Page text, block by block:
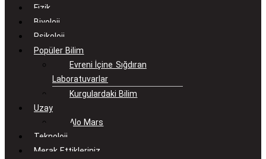
Fizik
Biyoloji
Psikoloji
Popüler Bilim
Evreni İçine Sığdıran
Laboratuvarlar
Kurgulardaki Bilim
Uzay
Alo Mars
Teknoloji
Merak Ettikleriniz